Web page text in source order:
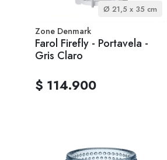
Ø 21,5 x 35 cm
Zone Denmark
Farol Firefly - Portavela -
Gris Claro
$ 114.900